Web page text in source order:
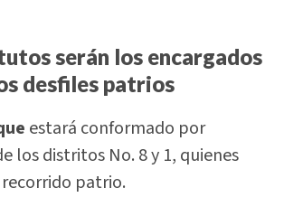
serán los encargados
desfiles patrios
estará conformado por
los distritos No. 8 y 1, quienes
patrio.